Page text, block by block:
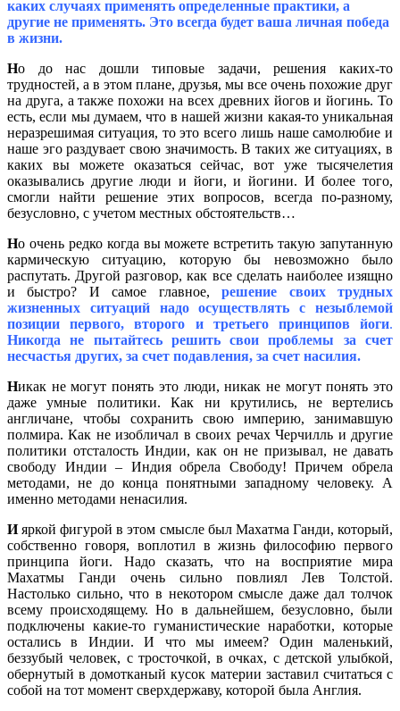
каких случаях применять определенные практики, а
другие не применять. Это всегда будет ваша личная победа
в жизни.
Но до нас дошли типовые задачи, решения каких-то
трудностей, а в этом плане, друзья, мы все очень похожие друг
на друга, а также похожи на всех древних йогов и йогинь. То
есть, если мы думаем, что в нашей жизни какая-то уникальная
неразрешимая ситуация, то это всего лишь наше самолюбие и
наше эго раздувает свою значимость. В таких же ситуациях, в
каких вы можете оказаться сейчас, вот уже тысячелетия
оказывались другие люди и йоги, и йогини. И более того,
смогли найти решение этих вопросов, всегда по-разному,
безусловно, с учетом местных обстоятельств…
Но очень редко когда вы можете встретить такую запутанную
кармическую ситуацию, которую бы невозможно было
распутать. Другой разговор, как все сделать наиболее изящно
и быстро? И самое главное, решение своих трудных
жизненных ситуаций надо осуществлять с незыблемой
позиции первого, второго и третьего принципов йоги.
Никогда не пытайтесь решить свои проблемы за счет
несчастья других, за счет подавления, за счет насилия.
Никак не могут понять это люди, никак не могут понять это
даже умные политики. Как ни крутились, не вертелись
англичане, чтобы сохранить свою империю, занимавшую
полмира. Как не изобличал в своих речах Черчилль и другие
политики отсталость Индии, как он не призывал, не давать
свободу Индии – Индия обрела Свободу! Причем обрела
методами, не до конца понятными западному человеку. А
именно методами ненасилия.
Ияркой фигурой в этом смысле был Махатма Ганди, который,
собственно говоря, воплотил в жизнь философию первого
принципа йоги. Надо сказать, что на восприятие мира
Махатмы Ганди очень сильно повлиял Лев Толстой.
Настолько сильно, что в некотором смысле даже дал толчок
всему происходящему. Но в дальнейшем, безусловно, были
подключены какие-то гуманистические наработки, которые
остались в Индии. И что мы имеем? Один маленький,
беззубый человек, с тросточкой, в очках, с детской улыбкой,
обернутый в домотканый кусок материи заставил считаться с
собой на тот момент сверхдержаву, которой была Англия.